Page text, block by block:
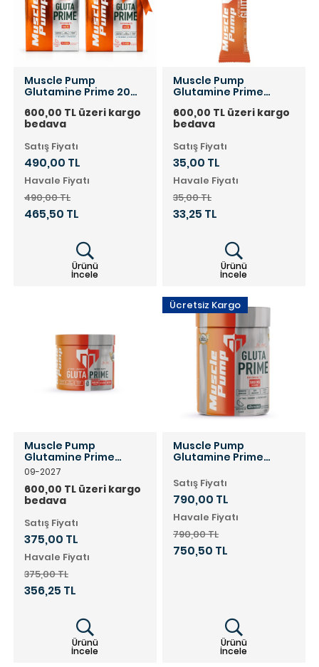
Muscle Pump
Glutamine Prime 20
600,00 TL üzeri kargo
bedava
Satış Fiyatı
490,00 TL
Havale Fiyatı
490,00 TL
465,50 TL
Ürünü
İncele
Muscle Pump
Glutamine Prime
600,00 TL üzeri kargo
bedava
Satış Fiyatı
35,00 TL
Havale Fiyatı
35,00 TL
33,25 TL
Ürünü
İncele
Muscle Pump
Glutamine Prime
Powder Aromasız 120
09-2027
600,00 TL üzeri kargo
bedava
Satış Fiyatı
375,00 TL
Havale Fiyatı
375,00 TL
356,25 TL
Ürünü
İncele
Ücretsiz Kargo
Muscle Pump
Glutamine Prime
Satış Fiyatı
790,00 TL
Havale Fiyatı
790,00 TL
750,50 TL
Ürünü
İncele